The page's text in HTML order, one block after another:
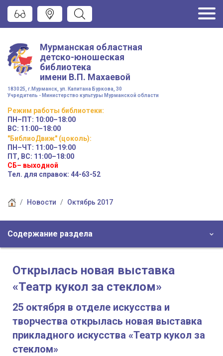
Мурманская областная
детско-юношеская
библиотека
имени В.П. Махаевой
183025, г.Мурманск, ул. Капитана Буркова, 30
Учредитель - Министерство культуры Мурманской области
Режим работы библиотеки:
ПН–ПТ: 10:00–18:00
ВС: 11:00–18:00
"БиблиоДвиж" (цоколь):
ПН–ЧТ: 11:00–19:00
ПТ, ВС: 11:00–18:00
СБ– выходной
Тел. для справок: 44-63-52
Новости Октябрь 2017
Содержание раздела
Открылась новая выставка
«Театр кукол за стеклом»
25 октября в отделе искусства и
творчества открылась новая выставка
прикладного искусства «Театр кукол за
стеклом»